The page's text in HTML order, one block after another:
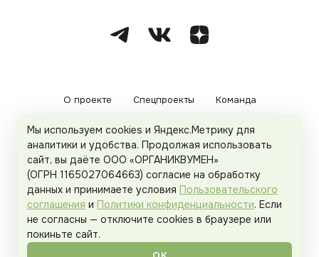
О проекте Спецпроекты Команда
Рекламодателям Политика конфиденциальности
Пользовательское соглашение
Organicwoman.ru . Все права защищены.
Мы используем cookies и Яндекс.Метрику для
аналитики и удобства. Продолжая использовать
сайт, вы даёте ООО «ОРГАНИКВУМЕН»
(ОГРН 1165027064663) согласие на обработку
данных и принимаете условия Пользовательского
соглашения и Политики конфиденциальности. Если
не согласны — отключите cookies в браузере или
покиньте сайт.